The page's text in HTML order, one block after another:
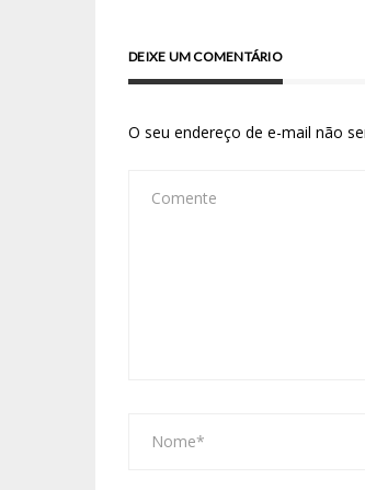
DEIXE UM COMENTÁRIO
O seu endereço de e-mail não